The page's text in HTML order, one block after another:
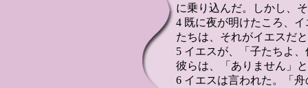
に乗り込んだ。しかし、
4 既に夜が明けたころ、
たちは、それがイエスだ
5 イエスが、「子たちよ
彼らは、「ありません」
6 イエスは言われた。「